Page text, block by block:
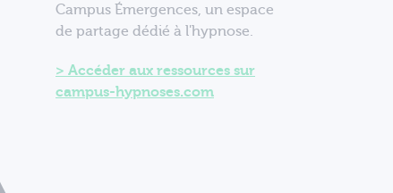
Campus Émergences, un espace
de partage dédié à l'hypnose.
Accéder aux ressources sur
campus-hypnoses.com